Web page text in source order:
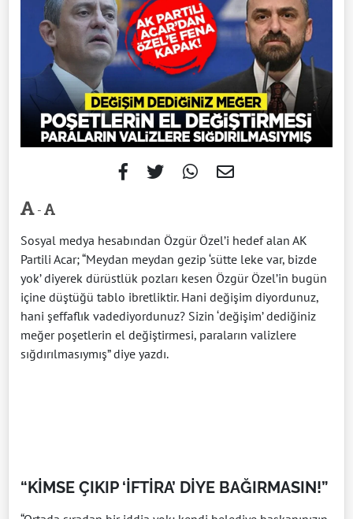
-
Sosyal medya hesabından Özgür Özel’i hedef alan AK
Partili Acar; “Meydan meydan gezip ‘sütte leke var, bizde
yok’ diyerek dürüstlük pozları kesen Özgür Özel’in bugün
içine düştüğü tablo ibretliktir. Hani değişim diyordunuz,
hani şeffaflık vadediyordunuz? Sizin ‘değişim’ dediğiniz
meğer poşetlerin el değiştirmesi, paraların valizlere
sığdırılmasıymış” diye yazdı.
“KİMSE ÇIKIP ‘İFTİRA’ DİYE BAĞIRMASIN!”